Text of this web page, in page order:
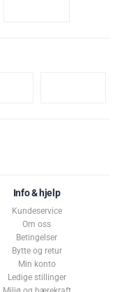
Info & hjelp
Kundeservice
Om oss
Betingelser
Bytte og retur
Min konto
Ledige stillinger